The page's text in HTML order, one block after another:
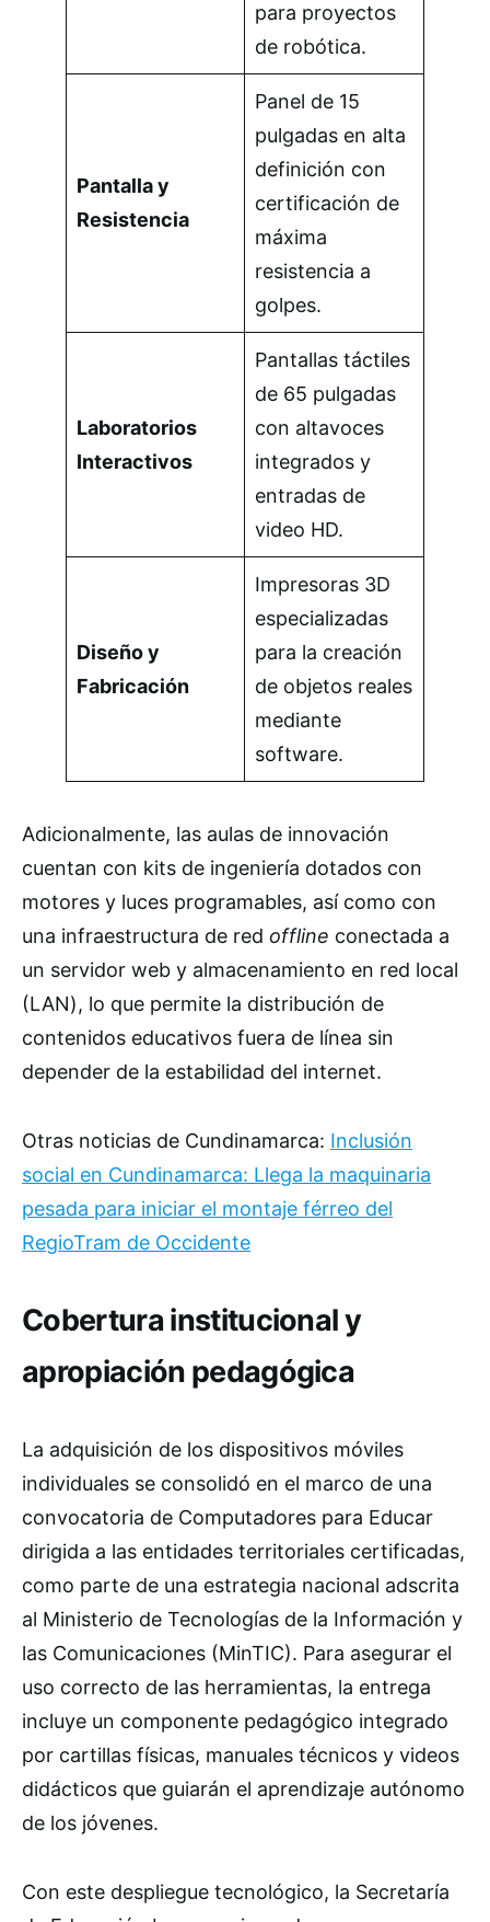
para proyectos
de robótica.
Pantalla y
Resistencia
Panel de 15
pulgadas en alta
definición con
certificación de
máxima
resistencia a
golpes.
Laboratorios
Interactivos
Pantallas táctiles
de 65 pulgadas
con altavoces
integrados y
entradas de
video HD.
Diseño y
Fabricación
Impresoras 3D
especializadas
para la creación
de objetos reales
mediante
software.
Adicionalmente, las aulas de innovación
cuentan con kits de ingeniería dotados con
motores y luces programables, así como con
una infraestructura de red offline conectada a
un servidor web y almacenamiento en red local
(LAN), lo que permite la distribución de
contenidos educativos fuera de línea sin
depender de la estabilidad del internet.
Otras noticias de Cundinamarca: Inclusión
social en Cundinamarca: Llega la maquinaria
pesada para iniciar el montaje férreo del
RegioTram de Occidente
Cobertura institucional y
apropiación pedagógica
La adquisición de los dispositivos móviles
individuales se consolidó en el marco de una
convocatoria de Computadores para Educar
dirigida a las entidades territoriales certificadas,
como parte de una estrategia nacional adscrita
al Ministerio de Tecnologías de la Información y
las Comunicaciones (MinTIC). Para asegurar el
uso correcto de las herramientas, la entrega
incluye un componente pedagógico integrado
por cartillas físicas, manuales técnicos y videos
didácticos que guiarán el aprendizaje autónomo
de los jóvenes.
Con este despliegue tecnológico, la Secretaría